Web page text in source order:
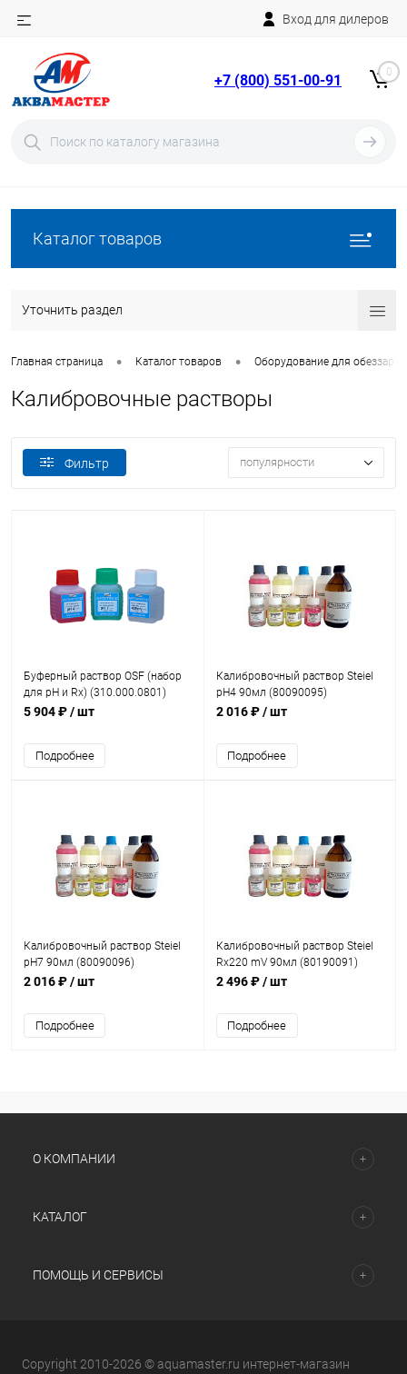
Вход для дилеров
+7 (800) 551-00-91 0
Каталог товаров
Уточнить раздел
Главная страница • Каталог товаров • Оборудование для
Калибровочные растворы
Фильтр популярности
Буферный раствор OSF (набор
для pH и Rx) (310.000.0801)
5 904 ₽/ шт
Подробнее
Калибровочный раствор Steiel
pH4 90мл (80090095)
2 016 ₽/ шт
Подробнее
Калибровочный раствор Steiel
pH7 90мл (80090096)
2 016 ₽/ шт
Подробнее
Калибровочный раствор Steiel
Rx220 mV 90мл (80190091)
2 496 ₽/ шт
Подробнее
О КОМПАНИИ
КАТАЛОГ
ПОМОЩЬ И СЕРВИСЫ
Copyright 2010-2026 © aquamaster.ru интернет-магазин